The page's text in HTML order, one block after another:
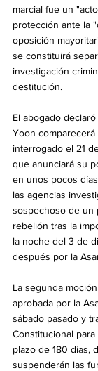
marcial fue un
protección ante la
oposición
se constituirá
investigación
destitución.
El abogado
Yoon
interrogado el 21
que anunciará su
en unos pocos
las agencias
sospechoso de un
rebelión tras la
la noche del 3 de
después por la
La segunda
aprobada por la
sábado pasado y
Constitucional
plazo de 180 días,
suspenderán las